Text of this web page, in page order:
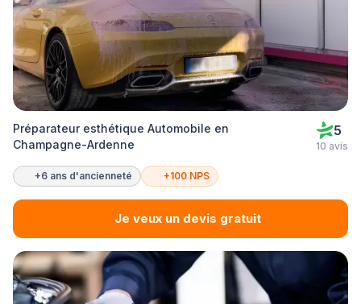
Préparateur esthétique Automobile en
Champagne-Ardenne
5
10 avis
+6 ans d'ancienneté +100 NPS
Je veux un devis gratuit